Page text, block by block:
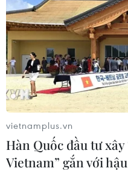
do chính quyền Kiev kiểm
soát.
NGHE
vietnamplus.vn
Hàn Quốc đầu tư
Vietnam” gắn với